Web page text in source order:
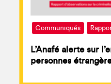
Communiqués
L’Anafé alerte sur
personnes